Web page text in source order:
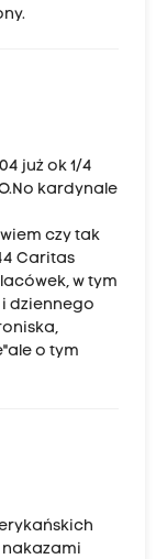
już ok 1/4
kardynale
czy tak
Caritas
w tym
dziennego
o tym
nakazami